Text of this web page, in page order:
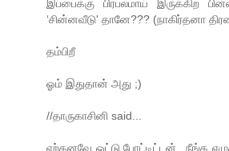
இப்பைக்கு பிரபலமாய் இருக்கிற
‘சின்னவீடு' தானே??? (நாகிர்தனா
தம்பிறீ
ஓம் இதுதான் அது ;)
//தாருகாசினி said...
ஏற்கனவே ஓட்டு போட்டிட்டன்...நீங்க